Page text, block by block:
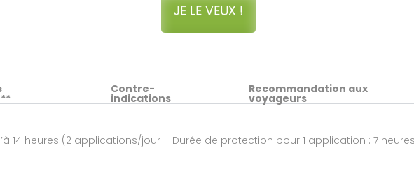
JE LE VEUX !
Contre-
indications
Recommandation aux
voyageurs
14 heures (2 applications/jour – Durée de protection pour 1 application : 7